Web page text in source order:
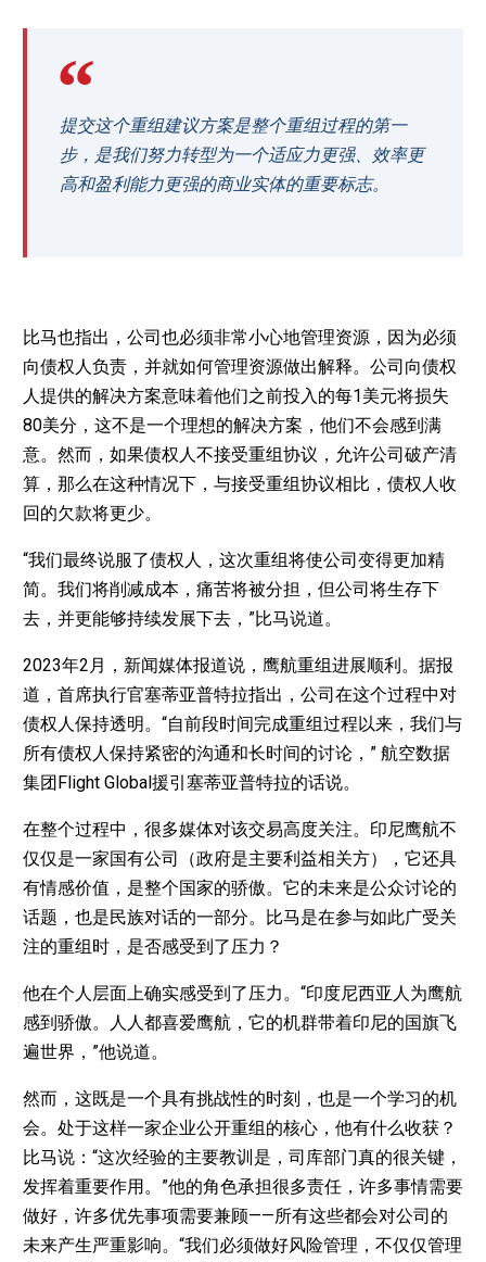
提交这个重组建议方案是整个重组过程的第一
步，是我们努力转型为一个适应力更强、效率更
高和盈利能力更强的商业实体的重要标志。
比马也指出，公司也必须非常小心地管理资源，因为必须
向债权人负责，并就如何管理资源做出解释。公司向债权
人提供的解决方案意味着他们之前投入的每1美元将损失
80美分，这不是一个理想的解决方案，他们不会感到满
意。然而，如果债权人不接受重组协议，允许公司破产清
算，那么在这种情况下，与接受重组协议相比，债权人收
回的欠款将更少。
“我们最终说服了债权人，这次重组将使公司变得更加精
简。我们将削减成本，痛苦将被分担，但公司将生存下
去，并更能够持续发展下去，”比马说道。
2023年2月，新闻媒体报道说，鹰航重组进展顺利。据报
道，首席执行官塞蒂亚普特拉指出，公司在这个过程中对
债权人保持透明。“自前段时间完成重组过程以来，我们与
所有债权人保持紧密的沟通和长时间的讨论，” 航空数据
集团Flight Global援引塞蒂亚普特拉的话说。
在整个过程中，很多媒体对该交易高度关注。印尼鹰航不
仅仅是一家国有公司（政府是主要利益相关方），它还具
有情感价值，是整个国家的骄傲。它的未来是公众讨论的
话题，也是民族对话的一部分。比马是在参与如此广受关
注的重组时，是否感受到了压力？
他在个人层面上确实感受到了压力。“印度尼西亚人为鹰航
感到骄傲。人人都喜爱鹰航，它的机群带着印尼的国旗飞
遍世界，”他说道。
然而，这既是一个具有挑战性的时刻，也是一个学习的机
会。处于这样一家企业公开重组的核心，他有什么收获？
比马说：“这次经验的主要教训是，司库部门真的很关键，
发挥着重要作用。”他的角色承担很多责任，许多事情需要
做好，许多优先事项需要兼顾——所有这些都会对公司的
未来产生严重影响。“我们必须做好风险管理，不仅仅管理